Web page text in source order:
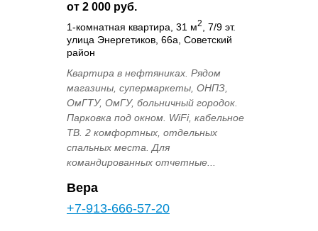
от 2 000 руб.
1-комнатная квартира, 31 м2
, 7/9 эт.
улица Энергетиков, 66а, Советский
район
Квартира в нефтяниках. Рядом
магазины, супермаркеты, ОНПЗ,
ОмГТУ, ОмГУ, больничный городок.
Парковка под окном. WiFi, кабельное
ТВ. 2 комфортных, отдельных
спальных места. Для
командированных отчетные...
Вера
+7-913-666-57-20